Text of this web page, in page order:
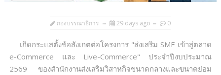
กองบรรณาธิการ 29 days ago 0
เกิดกระแสตั้งข้อสังเกตต่อโครงการ "ส่งเสริม SME เข้าสู่ตลาด
e-Commerce และ Live-Commerce" ประจำปีงบประมาณ
2569 ของสำนักงานส่งเสริมวิสาหกิจขนาดกลางและขนาดย่อม